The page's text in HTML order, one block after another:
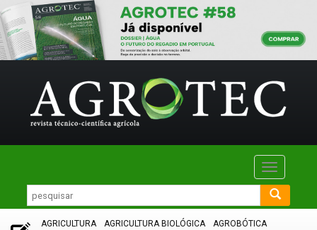
Toggle
AGRICULTURA AGRICULTURA BIOLÓGICA
AGROBÓTICA